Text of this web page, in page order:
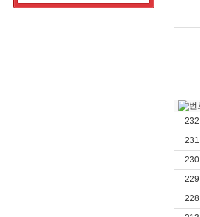
232
231
230
229
228